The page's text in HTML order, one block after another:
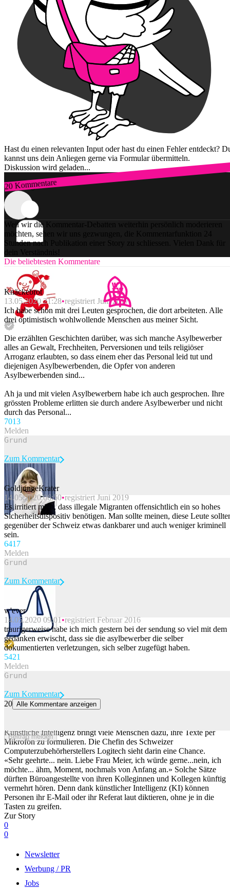
Hast du einen relevanten Input oder hast du einen Fehler entdeckt?
kannst uns dein Anliegen gerne via Formular übermitteln.
Diskussion wird geladen...
20 Kommentare
Zum Login
Weil wir die Kommentar-Debatten weiterhin persönlich moderieren
möchten, sehen wir uns gezwungen, die Kommentarfunktion 24
Stunden nach Publikation einer Story zu schliessen. Vielen Dank für
dein Verständnis!
Die beliebtesten Kommentare
Knäckebrot
13.05.2020 21:28 registriert Juni 2017
Ich habe schon mit drei Leuten gesprochen, die dort arbeiteten. Alle
drei optimistisch wohlwollende Menschen aus meiner Sicht.
Die erzählten Geschichten darüber, was sich manche Asylbewerber
alles an Gewalt, Frechheiten, Perversionen und teils religiöser
Arroganz erlaubten, so dass einem eher das Personal leid tut und
diejenigen Asylbewerbenden, die Opfer von anderen
Asylbewerbenden sind...
Ah ja und mit vielen Asylbewerbern habe ich auch gesprochen. Ihre
grössten Probleme erlitten sie durch andere Asylbewerber und nicht
durch das Personal...
7013
Melden
Beitrag melden
Zum Kommentar
GoldjungeKrater
14.05.2020 06:50 registriert Juni 2019
Es irritiert mich, dass illegale Migranten offensichtlich ein so hohes
Sicherheitsdispositiv benötigen. Man sollte meinen, diese Leute
gegenüber der Schweiz etwas dankbarer und auch weniger kriminell
sein.
6417
Melden
Beitrag melden
Zum Kommentar
w'ever
14.05.2020 09:01 registriert Februar 2016
traurigerweise habe ich mich gestern bei der sendung so viel mit dem
gedanken erwischt, dass sie die asylbewerber die selber
dokumentierten verletzungen, sich selber zugefügt haben.
5421
Melden
Beitrag melden
Zum Kommentar
20 Alle Kommentare anzeigen
Künstliche Intelligenz bringt viele Menschen dazu, ihre Texte per
Mikrofon zu formulieren. Die Chefin des Schweizer
Computerzubehörherstellers Logitech sieht darin eine Chance.
«Sehr geehrte... nein. Liebe Frau Meier, ich würde gerne...nein, ich
möchte... ähm, Moment, nochmals von Anfang an.» Solche Sätze
dürften Büroangestellte von ihren Kolleginnen und Kollegen künftig
vermehrt hören. Denn dank künstlicher Intelligenz (KI) können
Personen ihr E-Mail oder ihr Referat laut diktieren, ohne je in die
Tasten zu greifen.
Zur Story
0
0
Newsletter
Werbung / PR
Jobs